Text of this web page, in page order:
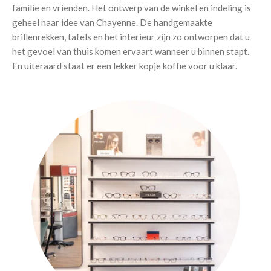
familie en vrienden. Het ontwerp van de winkel en indeling is
geheel naar idee van Chayenne. De handgemaakte
brillenrekken, tafels en het interieur zijn zo ontworpen dat u
het gevoel van thuis komen ervaart wanneer u binnen stapt.
En uiteraard staat er een lekker kopje koffie voor u klaar.